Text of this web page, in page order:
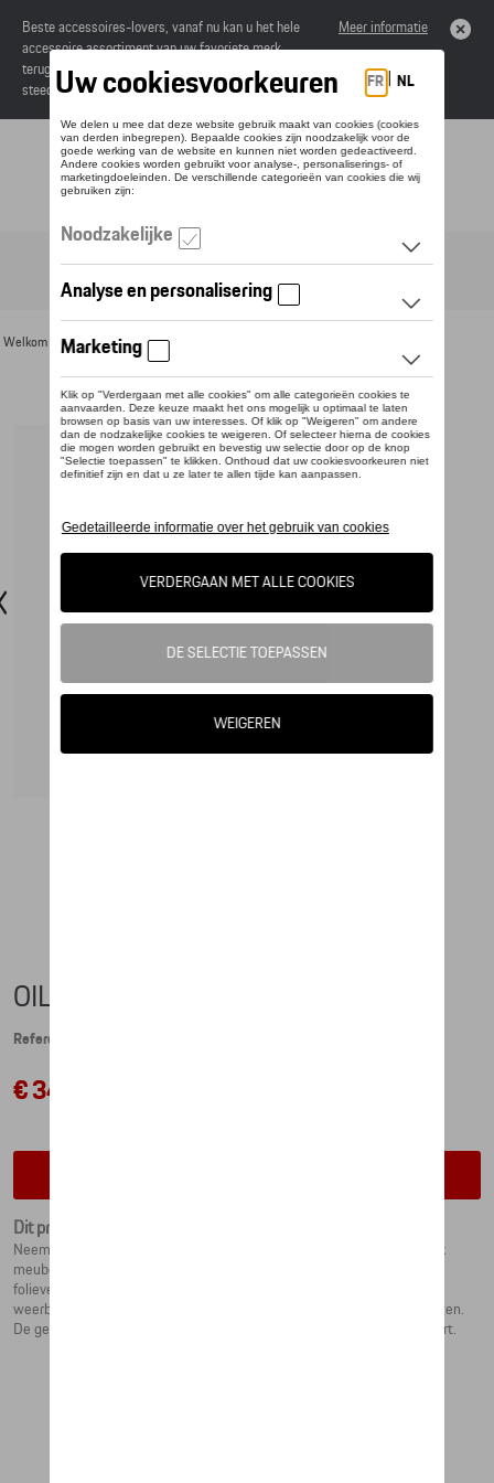
Beste accessoires-lovers, vanaf nu kan u het hele
accessoire assortiment van uw favoriete merk
terugvinden in de online catalogus. Deze kunnen
steeds besteld worden via uw dealer.
Meer informatie
Toggle navigation
Welkom >Voor u >Divers > Detail
OIL DRUM SEAT – ROUGHROADS
Referentie: WAP0501070PSFS
€ 344,69
Dit product is momenteel niet op stock
Neem plaats - en voel het racecircuit: een echt olievat wordt een uniek
meubelstuk voor alle race-, Porsche- en designfans. De hoogwaardige
folieverpakking op basis van het Roughroads-design is waterdicht en
weerbestendig, waardoor het vat geschikt is voor zowel binnen als buiten.
De gestoffeerde zitting garandeert overal het typische Porsche-comfort.